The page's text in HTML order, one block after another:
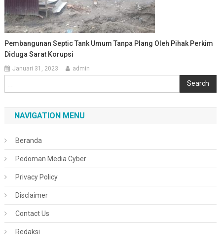
Pembangunan Septic Tank Umum Tanpa Plang Oleh Pihak Perkim
Diduga Sarat Korupsi
Januari 31, 2023 admin
Search
NAVIGATION MENU
Beranda
Pedoman Media Cyber
Privacy Policy
Disclaimer
Contact Us
Redaksi